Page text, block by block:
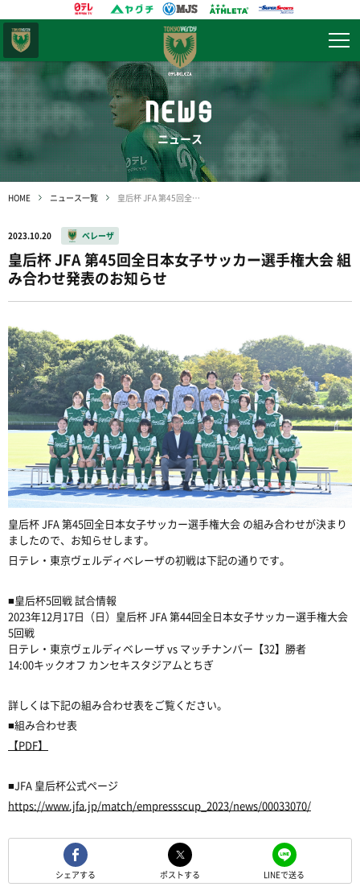
NEWS
ニュース
HOME ニュース一覧 皇后杯 JFA 第45回全日本女子サッカー選手権大会 組み合わせ発表のお知らせ
2023.10.20 ベレーザ
皇后杯 JFA 第45回全日本女子サッカー選手権大会 組
み合わせ発表のお知らせ
皇后杯 JFA 第45回全日本女子サッカー選手権大会 の組み合わせが決まり
ましたので、お知らせします。
日テレ・東京ヴェルディベレーザの初戦は下記の通りです。
■皇后杯5回戦 試合情報
2023年12月17日（日）皇后杯 JFA 第44回全日本女子サッカー選手権大会
5回戦
日テレ・東京ヴェルディベレーザ vs マッチナンバー【32】勝者
14:00キックオフ カンセキスタジアムとちぎ
詳しくは下記の組み合わせ表をご覧ください。
■組み合わせ表
【PDF】
■JFA 皇后杯公式ページ
https://www.jfa.jp/match/empressscup_2023/news/00033070/
シェアする ポストする LINEで送る